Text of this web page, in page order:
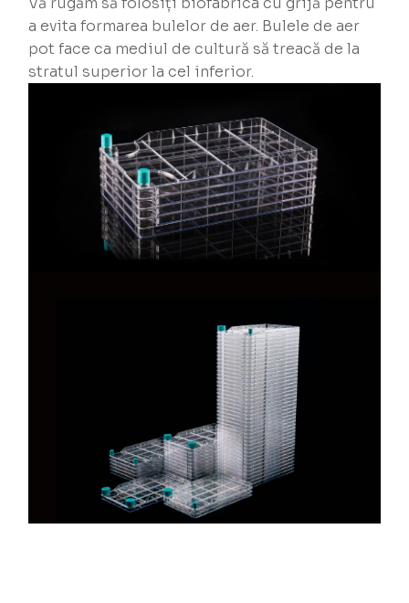
a evita formarea bulelor de aer. Bulele de aer
pot face ca mediul de cultură să treacă de la
stratul superior la cel inferior.